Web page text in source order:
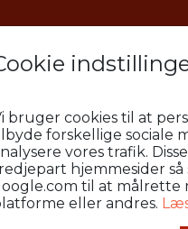
af
bruger cookies til at
forskellige sociale
vores trafik.
hjemmesider så
til at målrette
eller andres.